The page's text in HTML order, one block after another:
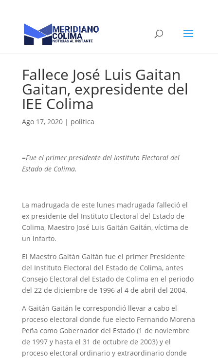
Fallece José Luis Gaitan
Gaitan, expresidente del
IEE Colima
Ago 17, 2020| politica
=Fue el primer presidente del Instituto Electoral del
Estado de Colima.
La madrugada de este lunes madrugada falleció el
ex presidente del Instituto Electoral del Estado de
Colima, Maestro José Luis Gaitán Gaitán, víctima de
un infarto.
El Maestro Gaitán Gaitán fue el primer Presidente
del Instituto Electoral del Estado de Colima, antes
Consejo Electoral del Estado de Colima en el periodo
del 22 de diciembre de 1996 al 4 de abril del 2004.
A Gaitán Gaitán le correspondió llevar a cabo el
proceso electoral donde fue electo Fernando Morena
Peña como Gobernador del Estado (1 de noviembre
de 1997 y hasta el 31 de octubre de 2003) y el
proceso electoral ordinario y extraordinario donde